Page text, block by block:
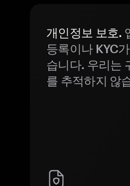
개인정보 보호.
등록이나 KYC
습니다. 우리는
를 추적하지 않